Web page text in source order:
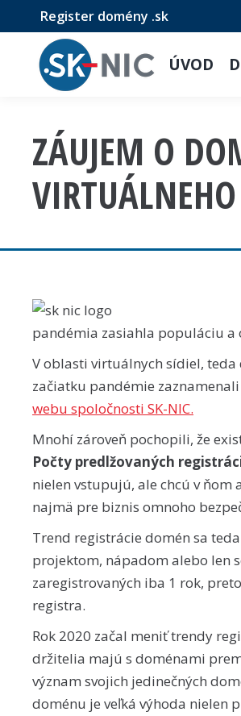
Register domény .sk
ÚVOD
ZÁUJEM O
pandémia zasiahla populáciu
V oblasti virtuálnych sídiel,
začiatku pandémie
webu spoločnosti SK-NIC.
Mnohí zároveň pochopili, že
Počty predlžovaných
nielen vstupujú, ale chcú v ňom
najmä pre biznis omnoho
Trend registrácie domén sa
projektom, nápadom alebo len
zaregistrovaných iba 1 rok,
registra.
Rok 2020 začal meniť trendy
držitelia majú s doménami
význam svojich jedinečných
doménu je veľká výhoda nielen